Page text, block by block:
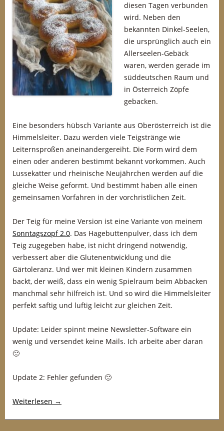
diesen Tagen verbunden
wird. Neben den
bekannten Dinkel-Seelen,
die ursprünglich auch ein
Allerseelen-Gebäck
waren, werden gerade im
süddeutschen Raum und
in Österreich Zöpfe
gebacken.
Eine besonders hübsch Variante aus Oberösterreich ist die
Himmelsleiter. Dazu werden viele Teigstränge wie
Leiternsproßen aneinandergereiht. Die Form wird dem
einen oder anderen bestimmt bekannt vorkommen. Auch
Lussekatter und rheinische Neujährchen werden auf die
gleiche Weise geformt. Und bestimmt haben alle einen
gemeinsamen Vorfahren in der vorchristlichen Zeit.
Der Teig für meine Version ist eine Variante von meinem
Sonntagszopf 2.0. Das Hagebuttenpulver, dass ich dem
Teig zugegeben habe, ist nicht dringend notwendig,
verbessert aber die Glutenentwicklung und die
Gärtoleranz. Und wer mit kleinen Kindern zusammen
backt, der weiß, dass ein wenig Spielraum beim Abbacken
manchmal sehr hilfreich ist. Und so wird die Himmelsleiter
perfekt saftig und luftig leicht zur gleichen Zeit.
Update: Leider spinnt meine Newsletter-Software ein
wenig und versendet keine Mails. Ich arbeite aber daran
🙂
Update 2: Fehler gefunden 🙂
Weiterlesen →